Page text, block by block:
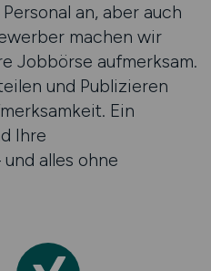
an, aber auch
machen wir
Jobbörse aufmerksam.
und Publizieren
Ein
Ihre
alles ohne